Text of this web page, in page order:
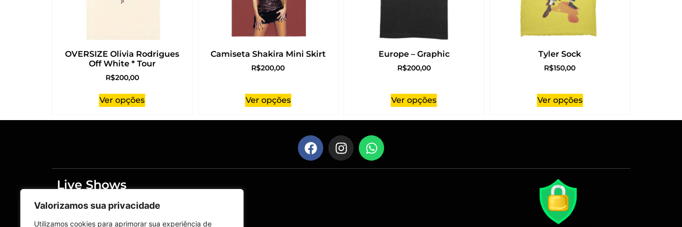
Valorizamos sua privacidade
Utilizamos cookies para aprimorar sua experiência de
OVERSIZE Olivia Rodrigues
Off White * Tour
R$200,00
Ver opções
Camiseta Shakira Mini Skirt
R$200,00
Ver opções
Europe – Graphic
R$200,00
Ver opções
Tyler Sock
R$150,00
Ver opções
Live Shows
Home
Live Shows